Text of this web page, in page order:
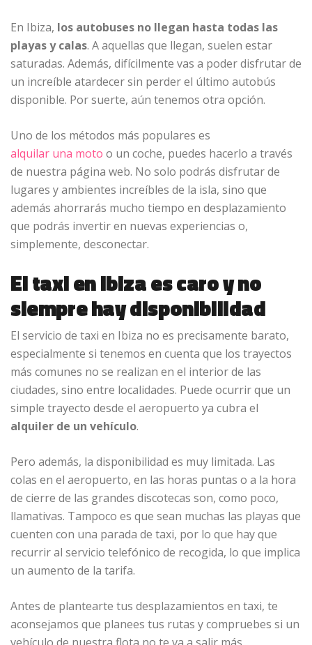
En Ibiza, los autobuses no llegan hasta todas las
playas y calas. A aquellas que llegan, suelen estar
saturadas. Además, difícilmente vas a poder disfrutar de
un increíble atardecer sin perder el último autobús
disponible. Por suerte, aún tenemos otra opción.
Uno de los métodos más populares es
alquilar una moto o un coche, puedes hacerlo a través
de nuestra página web. No solo podrás disfrutar de
lugares y ambientes increíbles de la isla, sino que
además ahorrarás mucho tiempo en desplazamiento
que podrás invertir en nuevas experiencias o,
simplemente, desconectar.
El taxi en Ibiza es caro y no
siempre hay disponibilidad
El servicio de taxi en Ibiza no es precisamente barato,
especialmente si tenemos en cuenta que los trayectos
más comunes no se realizan en el interior de las
ciudades, sino entre localidades. Puede ocurrir que un
simple trayecto desde el aeropuerto ya cubra el
alquiler de un vehículo.
Pero además, la disponibilidad es muy limitada. Las
colas en el aeropuerto, en las horas puntas o a la hora
de cierre de las grandes discotecas son, como poco,
llamativas. Tampoco es que sean muchas las playas que
cuenten con una parada de taxi, por lo que hay que
recurrir al servicio telefónico de recogida, lo que implica
un aumento de la tarifa.
Antes de plantearte tus desplazamientos en taxi, te
aconsejamos que planees tus rutas y compruebes si un